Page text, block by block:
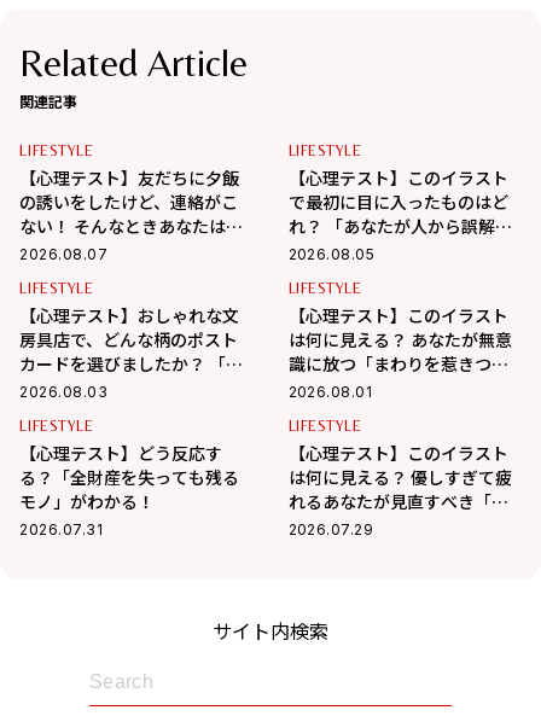
Related Article
関連記事
LIFESTYLE
【心理テスト】友だちに夕飯
の誘いをしたけど、連絡がこ
ない！ そんなときあなたはど
うする？ 「あなたの精神年
2026.08.07
LIFESTYLE
【心理テスト】このイラスト
で最初に目に入ったものはど
れ？ 「あなたが人から誤解さ
れやすいところ」がわかる！
2026.08.05
LIFESTYLE
【心理テスト】おしゃれな文
房具店で、どんな柄のポスト
カードを選びましたか？ 「あ
なたが心の奥で大切にしてい
2026.08.03
LIFESTYLE
【心理テスト】このイラスト
は何に見える？ あなたが無意
識に放つ「まわりを惹きつけ
る魅力」がわかる！
2026.08.01
LIFESTYLE
【心理テスト】どう反応す
る？「全財産を失っても残る
モノ」がわかる！
2026.07.31
LIFESTYLE
【心理テスト】このイラスト
は何に見える？ 優しすぎて疲
れるあなたが見直すべき「人
間関係のディスタンス」がわ
2026.07.29
サイト内検索